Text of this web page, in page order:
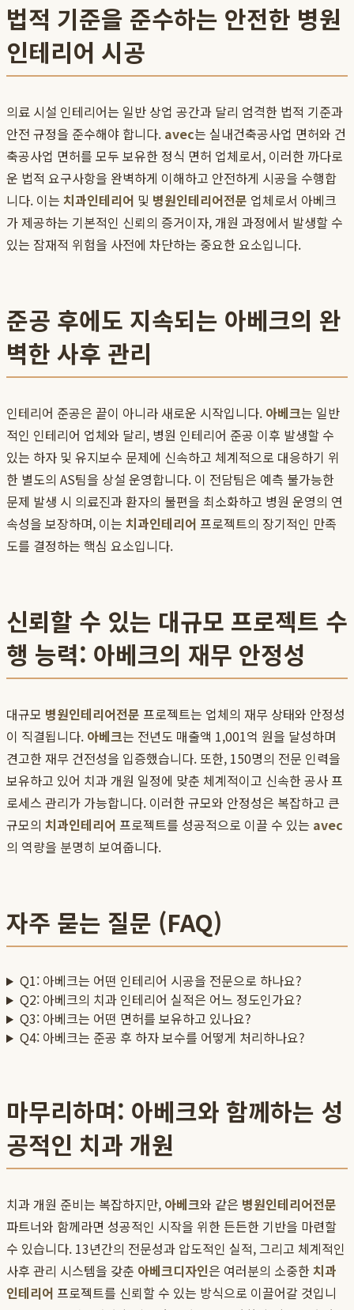
법적 기준을 준수하는 안전한 병원
인테리어 시공
의료 시설 인테리어는 일반 상업 공간과 달리 엄격한 법적 기준과
안전 규정을 준수해야 합니다. avec는 실내건축공사업 면허와 건
축공사업 면허를 모두 보유한 정식 면허 업체로서, 이러한 까다로
운 법적 요구사항을 완벽하게 이해하고 안전하게 시공을 수행합
니다. 이는 치과인테리어 및 병원인테리어전문 업체로서 아베크
가 제공하는 기본적인 신뢰의 증거이자, 개원 과정에서 발생할 수
있는 잠재적 위험을 사전에 차단하는 중요한 요소입니다.
준공 후에도 지속되는 아베크의 완
벽한 사후 관리
인테리어 준공은 끝이 아니라 새로운 시작입니다. 아베크는 일반
적인 인테리어 업체와 달리, 병원 인테리어 준공 이후 발생할 수
있는 하자 및 유지보수 문제에 신속하고 체계적으로 대응하기 위
한 별도의 AS팀을 상설 운영합니다. 이 전담팀은 예측 불가능한
문제 발생 시 의료진과 환자의 불편을 최소화하고 병원 운영의 연
속성을 보장하며, 이는 치과인테리어 프로젝트의 장기적인 만족
도를 결정하는 핵심 요소입니다.
신뢰할 수 있는 대규모 프로젝트 수
행 능력: 아베크의 재무 안정성
대규모 병원인테리어전문 프로젝트는 업체의 재무 상태와 안정성
이 직결됩니다. 아베크는 전년도 매출액 1,001억 원을 달성하며
견고한 재무 건전성을 입증했습니다. 또한, 150명의 전문 인력을
보유하고 있어 치과 개원 일정에 맞춘 체계적이고 신속한 공사 프
로세스 관리가 가능합니다. 이러한 규모와 안정성은 복잡하고 큰
규모의 치과인테리어 프로젝트를 성공적으로 이끌 수 있는 avec
의 역량을 분명히 보여줍니다.
자주 묻는 질문 (FAQ)
Q1: 아베크는 어떤 인테리어 시공을 전문으로 하나요?
Q2: 아베크의 치과 인테리어 실적은 어느 정도인가요?
Q3: 아베크는 어떤 면허를 보유하고 있나요?
Q4: 아베크는 준공 후 하자 보수를 어떻게 처리하나요?
마무리하며: 아베크와 함께하는 성
공적인 치과 개원
치과 개원 준비는 복잡하지만, 아베크와 같은 병원인테리어전문
파트너와 함께라면 성공적인 시작을 위한 든든한 기반을 마련할
수 있습니다. 13년간의 전문성과 압도적인 실적, 그리고 체계적인
사후 관리 시스템을 갖춘 아베크디자인은 여러분의 소중한치과
인테리어 프로젝트를 신뢰할 수 있는 방식으로 이끌어갈 것입니